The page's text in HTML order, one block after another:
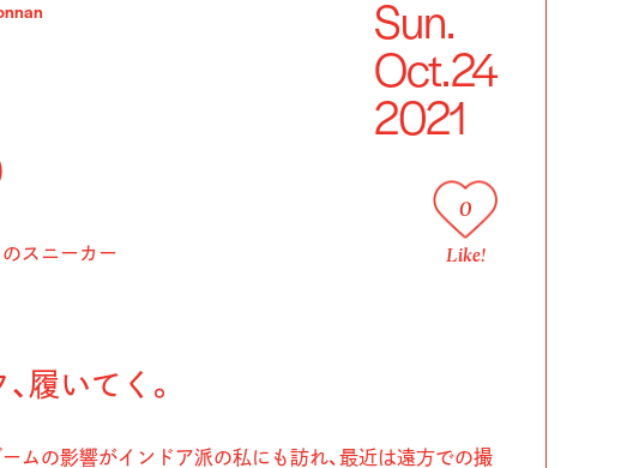
Sun.
Oct.24
2021
スニーカー
0
Like!
履いてく。
ムの影響がインドア派の私にも訪れ、最近は遠方での撮